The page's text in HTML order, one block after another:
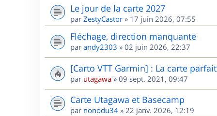
Le jour de la carte 2027
par ZestyCastor » 17 juin 2026, 07:55
Fléchage, direction manquante
par andy2303 » 02 juin 2026, 22:37
[Carto VTT Garmin] : La carte
par utagawa » 09 sept. 2021, 09:47
Carte Utagawa et Basecamp
par nonodu34 » 22 janv. 2026, 12:19